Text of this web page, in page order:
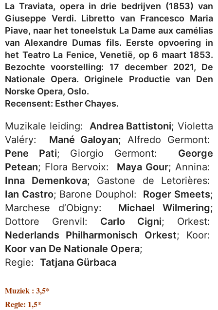
La Traviata, opera in drie bedrijven (1853) van
Giuseppe Verdi. Libretto van Francesco Maria
Piave, naar het toneelstuk La Dame aux camélias
van Alexandre Dumas fils. Eerste opvoering in
het Teatro La Fenice, Venetië, op 6 maart 1853.
Bezochte voorstelling: 17 december 2021, De
Nationale Opera. Originele Productie van Den
Norske Opera, Oslo.
Recensent: Esther Chayes.
Muzikale leiding: Andrea Battistoni; Violetta
Valéry: Mané Galoyan; Alfredo Germont:
Pene Pati; Giorgio Germont: George
Petean; Flora Bervoix: Maya Gour; Annina:
Inna Demenkova; Gastone de Letorières:
Ian Castro; Barone Douphol: Roger Smeets;
Marchese d’Obigny: Michael Wilmering;
Dottore Grenvil: Carlo Cigni; Orkest:
Nederlands Philharmonisch Orkest; Koor:
Koor van De Nationale Opera;
Regie: Tatjana Gürbaca
Muziek : 3,5*
Regie: 1,5*